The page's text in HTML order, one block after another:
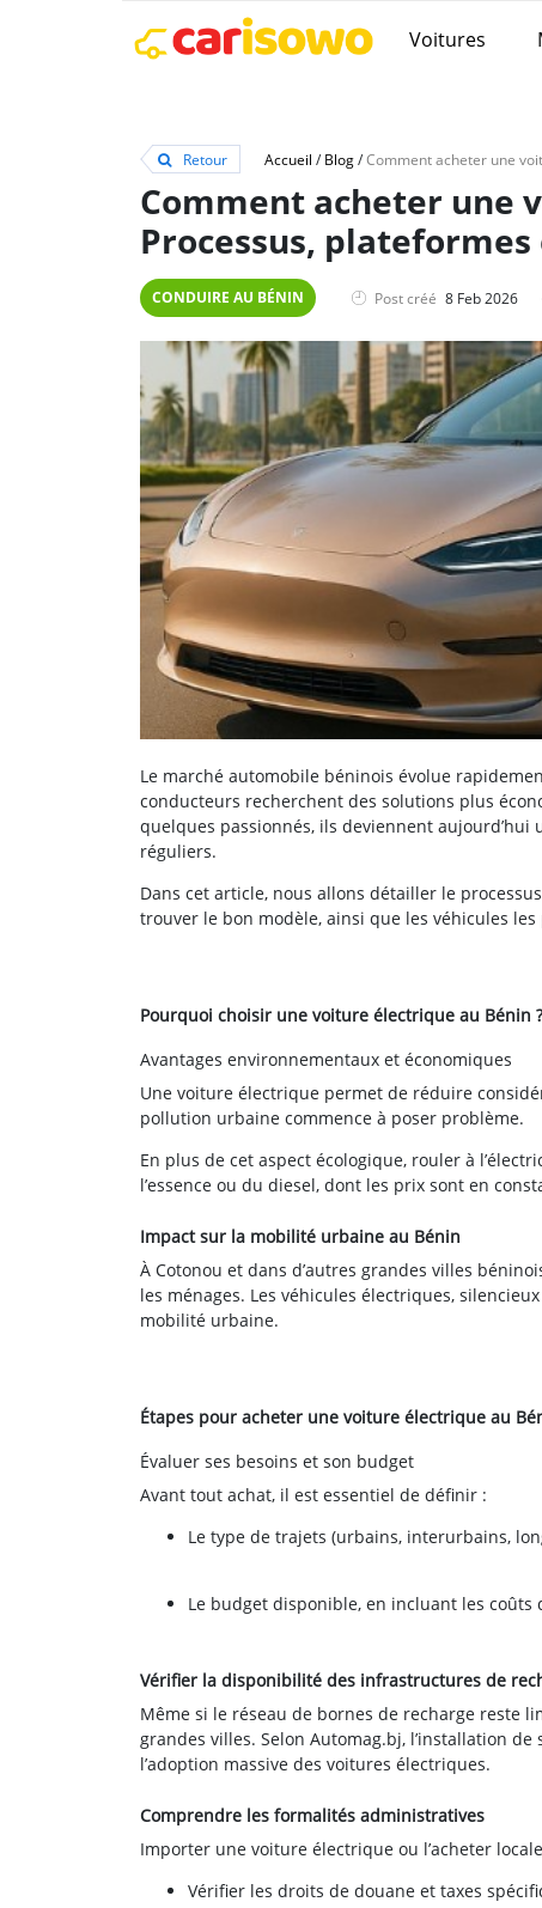
Voitures
Retour Accueil /Blog/
Comment acheter une
Processus,
CONDUIRE AU BÉNIN Post créé 8 Feb 2026
Le marché automobile béninois évolue
conducteurs recherchent des solutions plus
quelques passionnés, ils deviennent
réguliers.
Dans cet article, nous allons détailler le
trouver le bon modèle, ainsi que les véhicules
Pourquoi choisir une voiture électrique au Bénin ?
Avantages environnementaux et économiques
Une voiture électrique permet de réduire
pollution urbaine commence à poser problème.
En plus de cet aspect écologique, rouler à
l’essence ou du diesel, dont les prix sont en
Impact sur la mobilité urbaine au Bénin
À Cotonou et dans d’autres grandes villes
les ménages. Les véhicules électriques,
mobilité urbaine.
Étapes pour acheter une voiture électrique au
Évaluer ses besoins et son budget
Avant tout achat, il est essentiel de définir :
Le type de trajets (urbains, interurbains,
Le budget disponible, en incluant les coûts
Vérifier la disponibilité des infrastructures de
Même si le réseau de bornes de recharge reste
grandes villes. Selon Automag.bj, l’installation
l’adoption massive des voitures électriques.
Comprendre les formalités administratives
Importer une voiture électrique ou l’acheter
Vérifier les droits de douane et taxes